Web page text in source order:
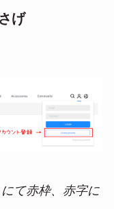
げ
て赤枠、赤字に